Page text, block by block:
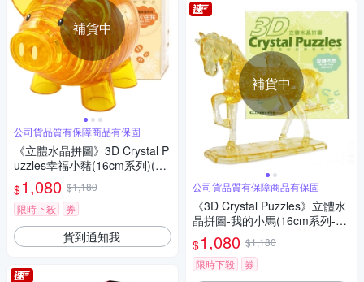
補貨中
公司貨品質有保障商品有保固
《立體水晶拼圖》3D Crystal P
uzzles幸福小豬(16cm系列)(二
色可選)
$1,080 $1,180
限時下殺
券
貨到通知我
補貨中
公司貨品質有保障商品有保固
《3D Crystal Puzzles》立體水
晶拼圖-我的小馬(16cm系列-10
0片)
$1,080 $1,180
限時下殺
券